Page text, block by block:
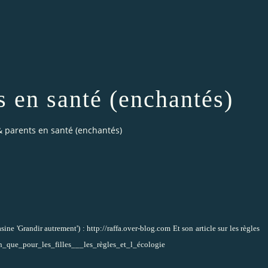
santé (enchantés)
parents en santé (enchantés)
'Grandir autrement') :http://raffa.over-blog.com Et son article sur les règles